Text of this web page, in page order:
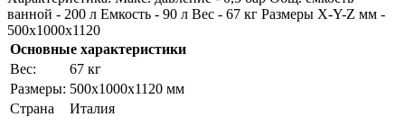
ванной - 200 л Емкость - 90 л Вес - 67 кг Размеры X-Y-Z мм -
500x1000x1120
Основные характеристики
Bec:
67 кг
Paзмepы: 500x1000x1120 мм
Страна
Италия